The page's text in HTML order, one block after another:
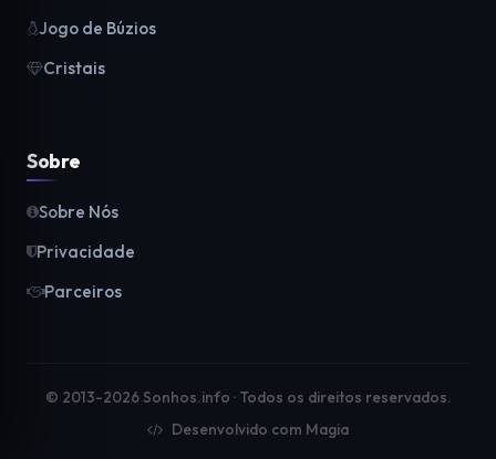
Jogo de Búzios
Cristais
Sobre
Sobre Nós
Privacidade
Parceiros
© 2013-2026 Sonhos.info · Todos os direitos reservados.
Desenvolvido com Magia